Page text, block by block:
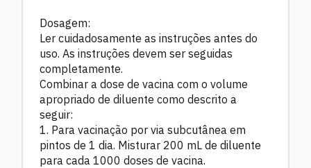
Dosagem:
Ler cuidadosamente as instruções antes do
uso. As instruções devem ser seguidas
completamente.
Combinar a dose de vacina com o volume
apropriado de diluente como descrito a
seguir:
1. Para vacinação por via subcutânea em
pintos de 1 dia. Misturar 200 mL de diluente
para cada 1000 doses de vacina.